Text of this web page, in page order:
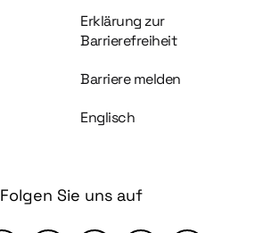
Information und Service
Erklärung zur
Barrierefreiheit
Barriere melden
Englisch
Folgen Sie uns auf